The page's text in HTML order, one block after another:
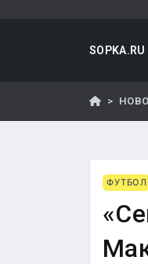
SOPKA.RU
ФУТБОЛ